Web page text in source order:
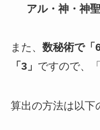
アル・神・神
また、 数秘術で「
「3」 ですので、
算出の方法は以下